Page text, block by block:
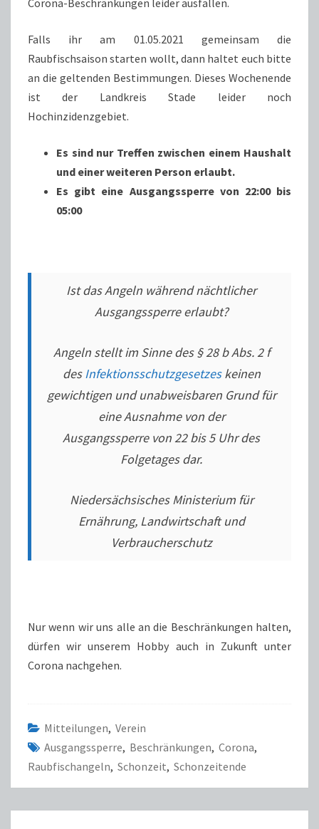
Corona-Beschränkungen leider ausfallen.
Falls ihr am 01.05.2021 gemeinsam die
Raubfischsaison starten wollt, dann haltet euch bitte
an die geltenden Bestimmungen. Dieses Wochenende
ist der Landkreis Stade leider noch
Hochinzidenzgebiet.
Es sind nur Treffen zwischen einem Haushalt
und einer weiteren Person erlaubt.
Es gibt eine Ausgangssperre von 22:00 bis
05:00
Ist das Angeln während nächtlicher
Ausgangssperre erlaubt?
Angeln stellt im Sinne des § 28 b Abs. 2 f
desInfektionsschutzgesetzeskeinen
gewichtigen und unabweisbaren Grund für
eine Ausnahme von der
Ausgangssperre von 22 bis 5 Uhr des
Folgetages dar.
Niedersächsisches Ministerium für
Ernährung, Landwirtschaft und
Verbraucherschutz
Nur wenn wir uns alle an die Beschränkungen halten,
dürfen wir unserem Hobby auch in Zukunft unter
Corona nachgehen.
Mitteilungen, Verein
Ausgangssperre, Beschränkungen, Corona,
Raubfischangeln, Schonzeit, Schonzeitende